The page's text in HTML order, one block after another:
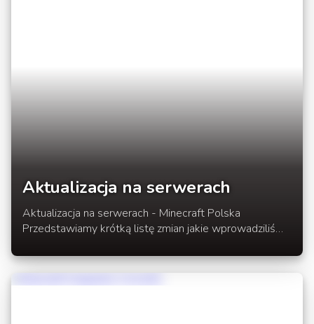
Aktualizacja na serwerach
Aktualizacja na serwerach - Minecraft Polska
Przedstawiamy krótką listę zmian jakie wprowadziliśmy
Games. Pełna lista zmian w rozwnięciu newsa. Od
5.05.2013 aby grać na naszych serwerach, należy
wjeść na serwer główny.IP: minecraft.org.pl